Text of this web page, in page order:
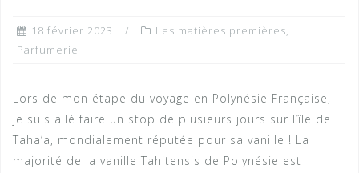
18 février 2023 Les matières premières,
Parfumerie
Lors de mon étape du voyage en Polynésie Française,
je suis allé faire un stop de plusieurs jours sur l’île de
Taha’a, mondialement réputée pour sa vanille ! La
majorité de la vanille Tahitensis de Polynésie est